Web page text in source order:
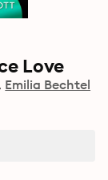
Love
Emilia Bechtel